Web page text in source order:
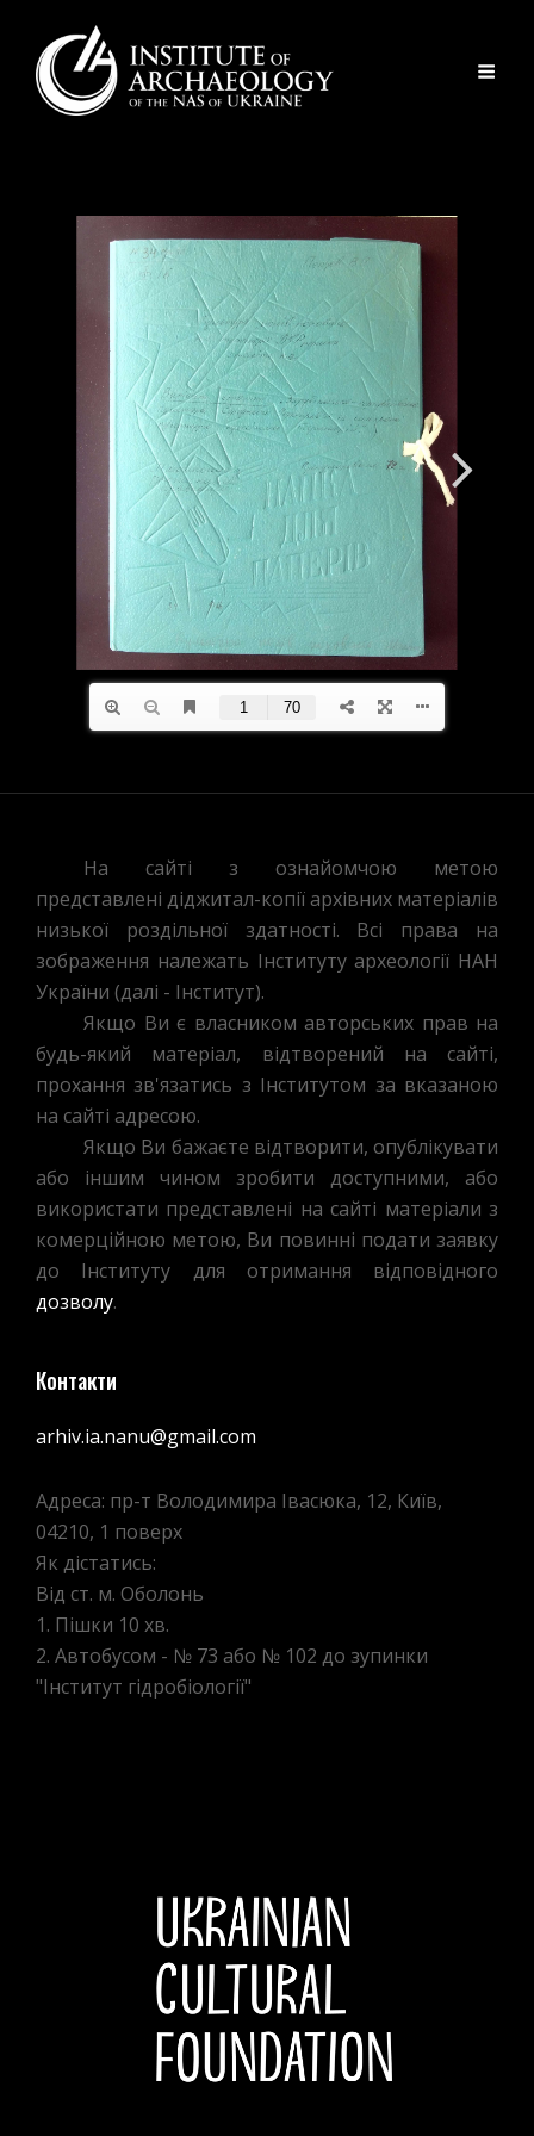
На сайті з ознайомчою метою
представлені діджитал-копії архівних матеріалів
низької роздільної здатності. Всі права на
зображення належать Інституту археології НАН
України (далі - Інститут).
Якщо Ви є власником авторських прав на
будь-який матеріал, відтворений на сайті,
прохання зв'язатись з Інститутом за вказаною
на сайті адресою.
Якщо Ви бажаєте відтворити, опублікувати
або іншим чином зробити доступними, або
використати представлені на сайті матеріали з
комерційною метою, Ви повинні подати заявку
до Інституту для отримання відповідного
дозволу.
Контакти
arhiv.ia.nanu@gmail.com
Адреса: пр-т Володимира Івасюка, 12, Київ,
04210, 1 поверх
Як дістатись:
Від ст. м. Оболонь
1. Пішки 10 хв.
2. Автобусом - № 73 або № 102 до зупинки
"Інститут гідробіології"